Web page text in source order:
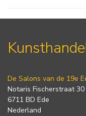
De Salons van de 19e
Notaris Fischerstraat 30
6711 BD Ede
Nederland